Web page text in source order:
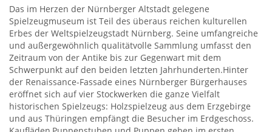
Das im Herzen der Nürnberger Altstadt gelegene
Spielzeugmuseum ist Teil des überaus reichen kulturellen
Erbes der Weltspielzeugstadt Nürnberg. Seine umfangreiche
und außergewöhnlich qualitätvolle Sammlung umfasst den
Zeitraum von der Antike bis zur Gegenwart mit dem
Schwerpunkt auf den beiden letzten Jahrhunderten.Hinter
der Renaissance-Fassade eines Nürnberger Bürgerhauses
eröffnet sich auf vier Stockwerken die ganze Vielfalt
historischen Spielzeugs: Holzspielzeug aus dem Erzgebirge
und aus Thüringen empfängt die Besucher im Erdgeschoss.